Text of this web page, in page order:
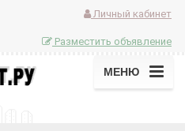
Личный кабинет
Разместить объявление
МЕНЮ